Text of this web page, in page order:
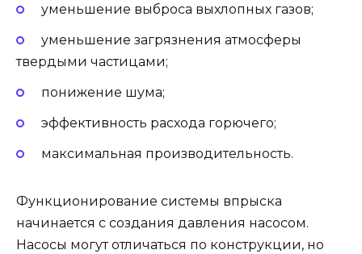
уменьшение выброса выхлопных газов;
уменьшение загрязнения атмосферы
твердыми частицами;
понижение шума;
эффективность расхода горючего;
максимальная производительность.
Функционирование системы впрыска
начинается с создания давления насосом.
Насосы могут отличаться по конструкции, но